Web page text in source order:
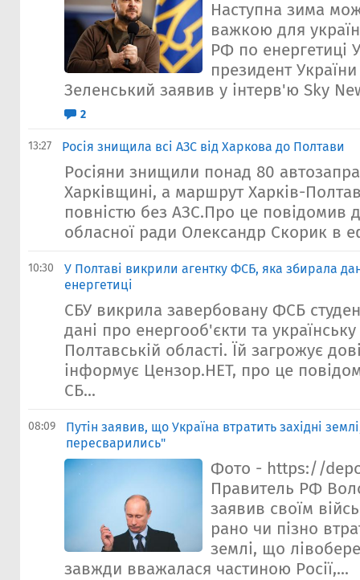
Наступна зима
важкою для
РФ по енергетиці
президент
Зеленський заявив у інтерв'ю Sky
2
13:27 Росія знищила всі АЗС від Харкова до Полтави
Росіяни знищили понад 80
Харківщині, а маршрут Харків-
повністю без АЗС.Про це повідомив
обласної ради Олександр Скорик в
10:30
У Полтаві викрили агентку ФСБ, яка збирала
енергетиці
СБУ викрила завербовану ФСБ
дані про енергооб'єкти та
Полтавській області. Їй загрожує
інформує Цензор.НЕТ, про це
СБ...
08:09
Путін заявив, що Україна втратить західні
пересварились"
Фото - https://
Правитель РФ
заявив своїм
рано чи пізно
землі, що
завжди вважалася частиною Росії,...